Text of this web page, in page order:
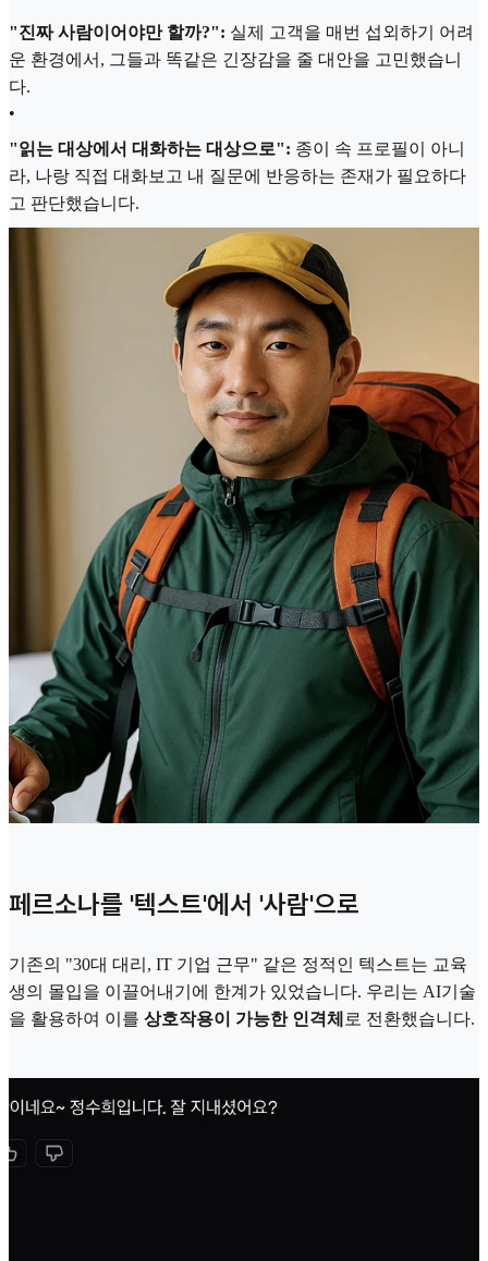
"진짜 사람이어야만 할까?": 실제 고객을 매번 섭외하기 어려
운 환경에서, 그들과 똑같은 긴장감을 줄 대안을 고민했습니
다.
•
"읽는 대상에서 대화하는 대상으로": 종이 속 프로필이 아니
라, 나랑 직접 대화보고 내 질문에 반응하는 존재가 필요하다
고 판단했습니다.
페르소나를 '텍스트'에서 '사람'으로
기존의 "30대 대리, IT 기업 근무" 같은 정적인 텍스트는 교육
생의 몰입을 이끌어내기에 한계가 있었습니다. 우리는 AI기술
을 활용하여 이를 상호작용이 가능한 인격체 로 전환했습니다.